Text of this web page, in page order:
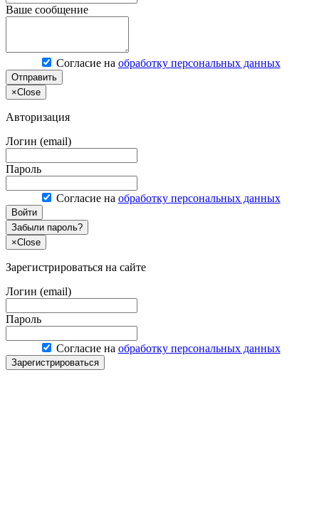
Ваше сообщение
Согласие на обработку персональных данных
Отправить
×Close
Авторизация
Логин (email)
Пароль
Согласие на обработку персональных данных
Войти
Забыли пароль?
×Close
Зарегистрироваться на сайте
Логин (email)
Пароль
Согласие на обработку персональных данных
Зарегистрироваться